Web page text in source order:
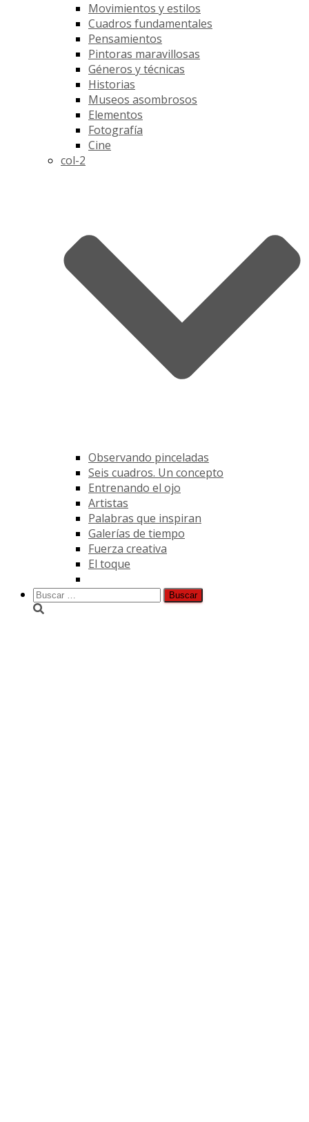
Movimientos y estilos
Cuadros fundamentales
Pensamientos
Pintoras maravillosas
Géneros y técnicas
Historias
Museos asombrosos
Elementos
Fotografía
Cine
col-2
Observando pinceladas
Seis cuadros. Un concepto
Entrenando el ojo
Artistas
Palabras que inspiran
Galerías de tiempo
Fuerza creativa
El toque
Buscar: